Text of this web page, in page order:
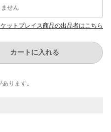
せん
ットプレイス商品の出品者はこちら
カートに入れる
ります。